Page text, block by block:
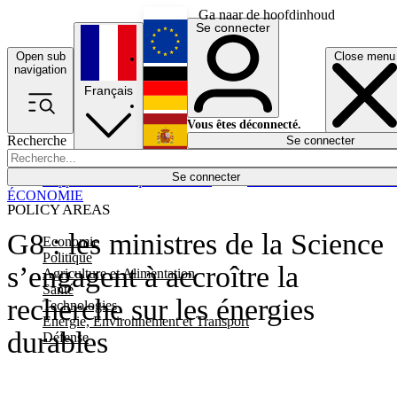
Ga naar de hoofdinhoud
Open sub
navigation
Close menu
Recherche
Se connecter
POLICY AREAS
Economie
Politique
Agriculture et Alimentation
Santé
Technologies
Energie, Environnement et Transport
Défense
Économie
Français
English
Deutsch
Español
Se connecter
Vous êtes déconnecté.
Se connecter
G8 : les ministres de la Science
s’engagent à accroître la
recherche sur les énergies
durables
ÉCONOMIE